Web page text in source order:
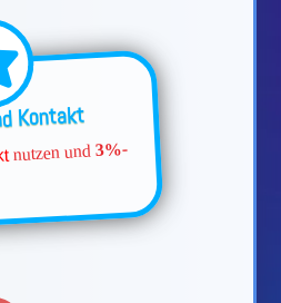
Kontakt
nutzen und3%-